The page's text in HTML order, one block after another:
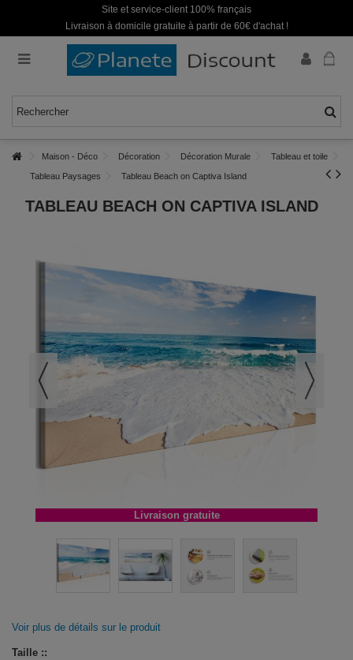
Site et service-client 100% français
Livraison à domicile gratuite à partir de 60€ d'achat !
Maison - Déco Décoration Décoration Murale Tableau et toile
Tableau Paysages Tableau Beach on Captiva Island
TABLEAU BEACH ON CAPTIVA ISLAND
Livraison gratuite
Voir plus de détails sur le produit
Taille ::